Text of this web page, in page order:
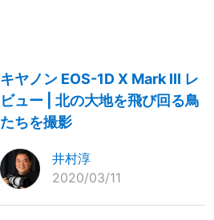
キヤノン EOS-1D X Mark III レ
ビュー | 北の大地を飛び回る鳥
たちを撮影
井村淳
2020/03/11